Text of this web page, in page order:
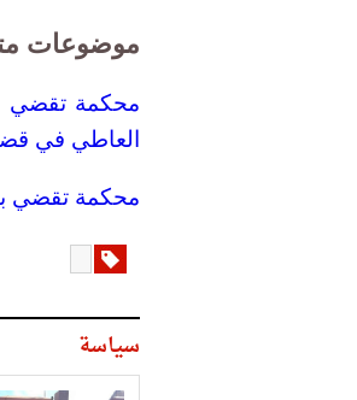
موضوعات
محكمة تقضي
العاطي في
محكمة تقضي بإعدام مرسي وبديع
سياسة